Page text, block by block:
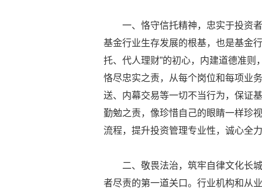
一、恪守信托精神，忠实于投资
基金行业生存发展的根基，也是基金
托、代人理财”的初心，内建道德准
恪尽忠实之责，从每个岗位和每项业
送、内幕交易等一切不当行为，保证
勤勉之责，像珍惜自己的眼睛一样珍
流程，提升投资管理专业性，诚心全
二、敬畏法治，筑牢自律文化长
者尽责的第一道关口。行业机构和从